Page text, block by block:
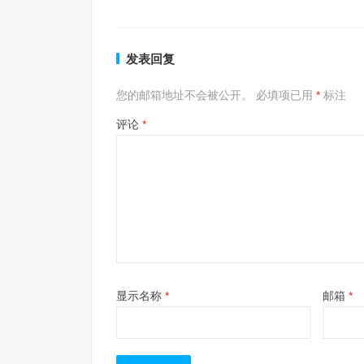
发表回复
您的邮箱地址不会被公开。 必填项已用 * 标注
评论 *
显示名称 * 邮箱 *